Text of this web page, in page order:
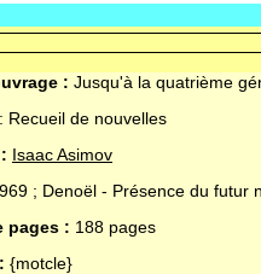
: Jusqu'à la quatrième
: Recueil de nouvelles
Isaac Asimov
; Denoël - Présence du futur
pages : 188 pages
{motcle}